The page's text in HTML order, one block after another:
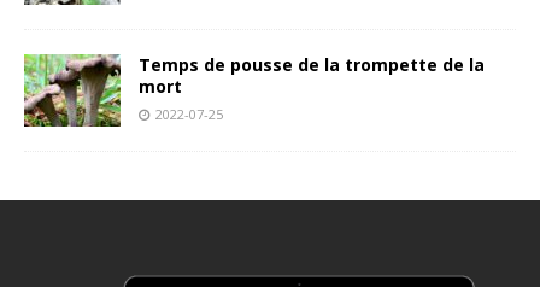
Temps de pousse de la trompette de la
mort
2022-07-25